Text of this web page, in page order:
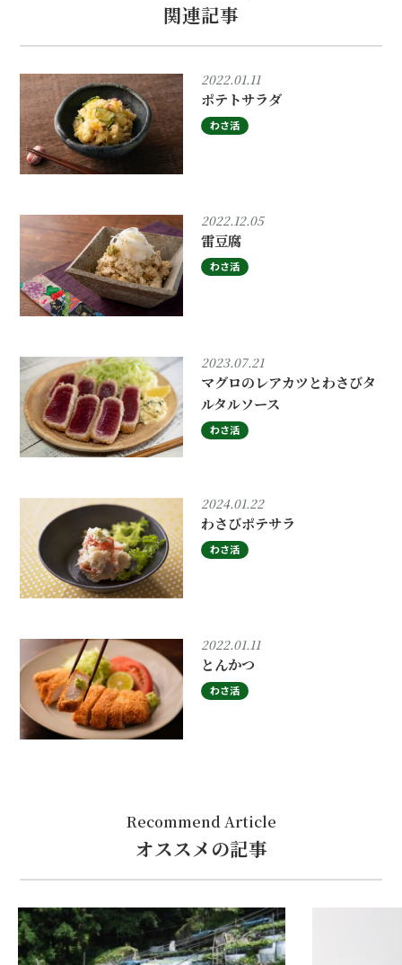
関連記事
2022.01.11
ポテトサラダ
わさ活
2022.12.05
雷豆腐
わさ活
2023.07.21
マグロのレアカツとわさびタ
ルタルソース
わさ活
2024.01.22
わさびポテサラ
わさ活
2022.01.11
とんかつ
わさ活
Recommend Article
オススメの記事